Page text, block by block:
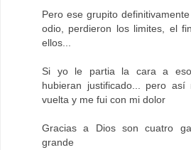
Pero ese grupito
odio, perdieron los limites, el
ellos...
Si yo le partia la cara a
hubieran justificado... pero
vuelta y me fui con mi dolor
Gracias a Dios son cuatro
grande